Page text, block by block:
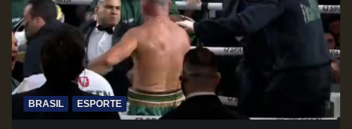
BRASIL ESPORTE